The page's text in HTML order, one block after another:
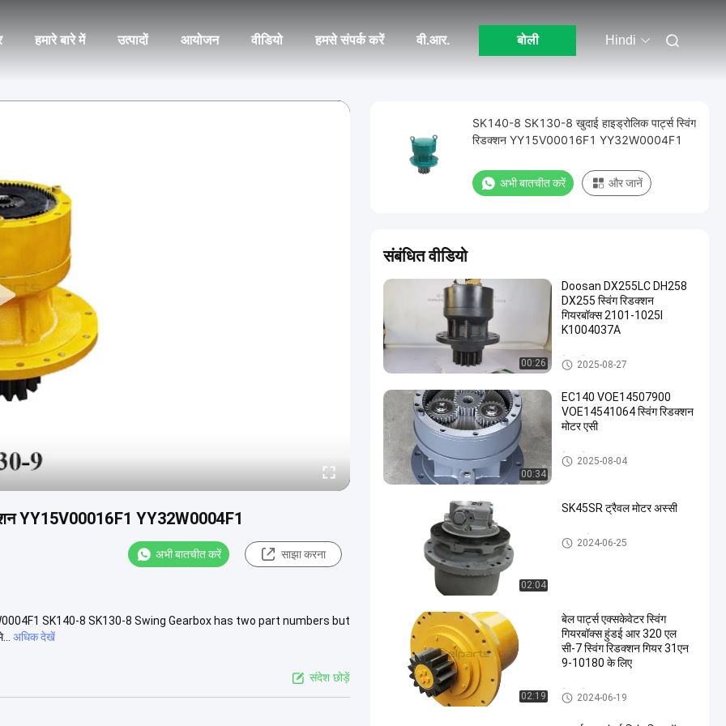
हमारे बारे में उत्पादों आयोजन वीडियो हमसे संपर्क करें वी.आर. बोली Hindi
YY15V00016F1 YY32W0004F1
अभी बातचीत करें साझा करना
SK140-8 SK130-8 Swing Gearbox has two part numbers but
अधिक देखें
संदेश छोड़ें
SK140-8 SK130-8 खुदाई हाइड्रोलिक पार्ट्स स्विंग
रिडक्शन YY15V00016F1 YY32W0004F1
अभी बातचीत करें और जानें
संबंधित वीडियो
00:26
Doosan DX255LC DH258
DX255 स्विंग रिडक्शन
गियरबॉक्स 2101-1025I
K1004037A
स्विंग गियरबॉक्स
2025-08-27
00:34
EC140 VOE14507900
VOE14541064 स्विंग रिडक्शन
मोटर एसी
स्विंग गियरबॉक्स
2025-08-04
02:04
SK45SR ट्रैवल मोटर अस्सी
यात्रा मोटर Assy
2024-06-25
02:19
बेल पार्ट्स एक्सकेवेटर स्विंग
गियरबॉक्स हुंडई आर 320 एल
सी-7 स्विंग रिडक्शन गियर 31एन
9-10180 के लिए
स्विंग गियरबॉक्स
2024-06-19